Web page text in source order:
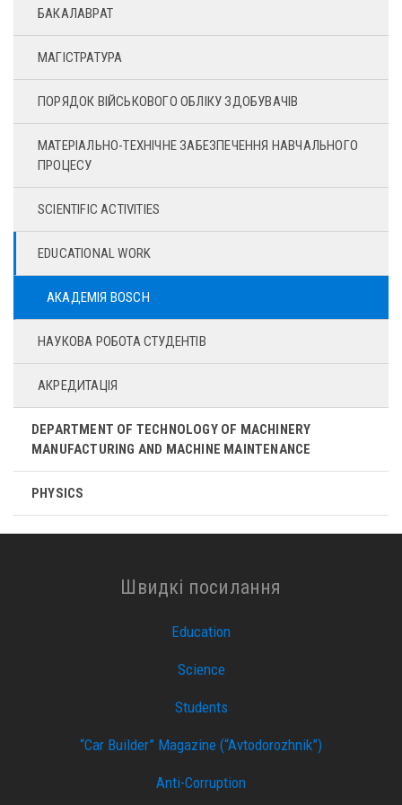
БАКАЛАВРАТ
МАГІСТРАТУРА
ПОРЯДОК ВІЙСЬКОВОГО ОБЛІКУ ЗДОБУВАЧІВ
МАТЕРІАЛЬНО-ТЕХНІЧНЕ ЗАБЕЗПЕЧЕННЯ НАВЧАЛЬНОГО
ПРОЦЕСУ
SCIENTIFIC ACTIVITIES
EDUCATIONAL WORK
АКАДЕМІЯ BOSСH
НАУКОВА РОБОТА СТУДЕНТІВ
АКРЕДИТАЦІЯ
DEPARTMENT OF TECHNOLOGY OF MACHINERY
MANUFACTURING AND MACHINE MAINTENANCE
PHYSICS
Швидкі посилання
Education
Science
Students
“Car Builder” Magazine (“Avtodorozhnik”)
Anti-Corruption